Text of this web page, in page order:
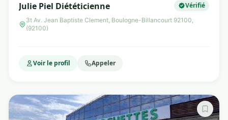
Julie Piel Diététicienne Vérifié
3t Av. Jean Baptiste Clement, Boulogne-Billancourt 92100,
(92100)
Voir le profil Appeler